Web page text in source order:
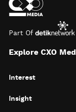
Part Of
Explore CXO
Interest
Insight